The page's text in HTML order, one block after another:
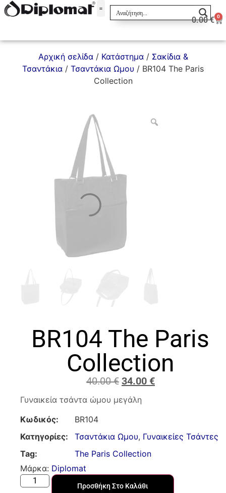
0.00€ 0
Αρχική σελίδα/ Κατάστημα/ Σακίδια &
Τσαντάκια / Τσαντάκια Ωμου / BR104 The Paris
Collection
BR104 The Paris
Collection
40.00€ 34.00 €
Γυναικεία τσάντα ώμου μεγάλη
Κωδικός:
BR104
Κατηγορίες:
Τσαντάκια Ωμου, Γυναικείες Τσάντες
Tag:
The Paris Collection
Μάρκα: Diplomat
Προσθήκη Στο Καλάθι